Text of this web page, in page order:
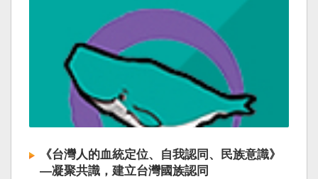
《台灣人的血統定位、自我認同、民族意識》
—凝聚共識，建立台灣國族認同